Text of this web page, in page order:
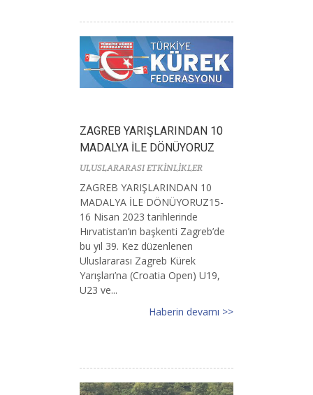
ZAGREB YARIŞLARINDAN 10
MADALYA İLE DÖNÜYORUZ
ULUSLARARASI ETKİNLİKLER
ZAGREB YARIŞLARINDAN 10
MADALYA İLE DÖNÜYORUZ15-
16 Nisan 2023 tarihlerinde
Hırvatistan’ın başkenti Zagreb’de
bu yıl 39. Kez düzenlenen
Uluslararası Zagreb Kürek
Yarışları’na (Croatia Open) U19,
U23 ve...
Haberin devamı >>